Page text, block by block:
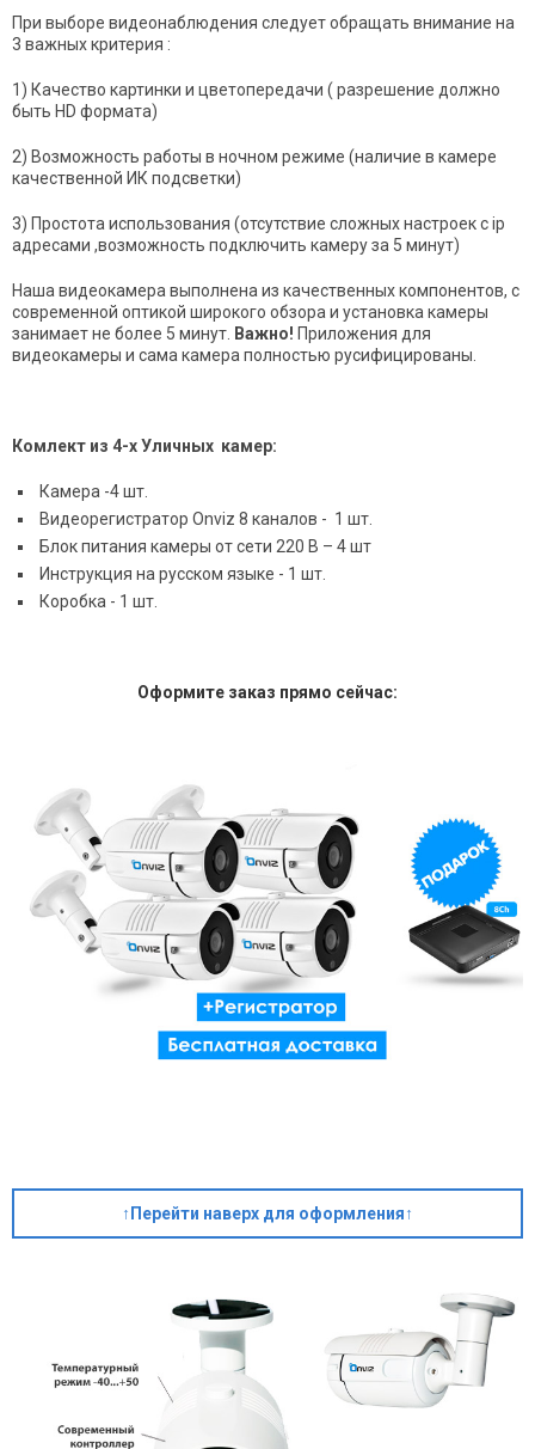
При выборе видеонаблюдения следует обращать внимание на
3 важных критерия :
1) Качество картинки и цветопередачи ( разрешение должно
быть HD формата)
2) Возможность работы в ночном режиме (наличие в камере
качественной ИК подсветки)
3) Простота использования (отсутствие сложных настроек с ip
адресами ,возможность подключить камеру за 5 минут)
Наша видеокамера выполнена из качественных компонентов, с
современной оптикой широкого обзора и установка камеры
занимает не более 5 минут. Важно! Приложения для
видеокамеры и сама камера полностью русифицированы.
Комлект из 4-х Уличных камер:
Камера -4 шт.
Видеорегистратор Onviz 8 каналов - 1 шт.
Блок питания камеры от сети 220 В – 4 шт
Инструкция на русском языке - 1 шт.
Коробка - 1 шт.
Оформите заказ прямо сейчас:
↑Перейти наверх для оформления↑